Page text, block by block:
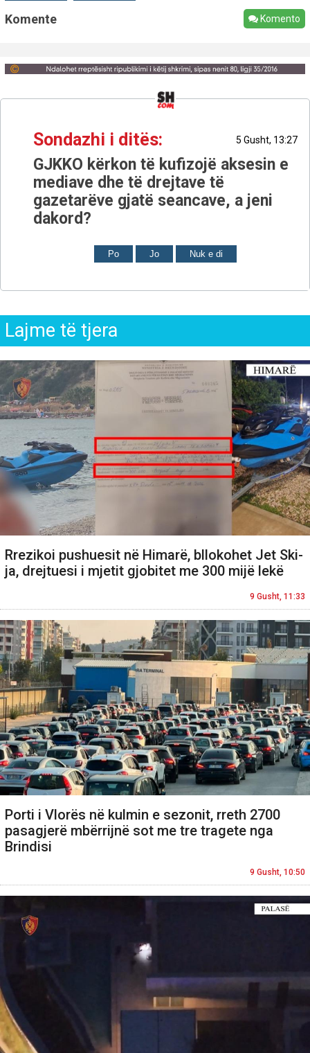
Komente Komento
Sondazhi i ditës: 5 Gusht, 13:27
GJKKO kërkon të kufizojë aksesin e
mediave dhe të drejtave të
gazetarëve gjatë seancave, a jeni
dakord?
Po Jo Nuk e di
Lajme të tjera
Rrezikoi pushuesit në Himarë, bllokohet Jet Ski-
ja, drejtuesi i mjetit gjobitet me 300 mijë lekë
9 Gusht, 11:33
Porti i Vlorës në kulmin e sezonit, rreth 2700
pasagjerë mbërrijnë sot me tre tragete nga
Brindisi
9 Gusht, 10:50